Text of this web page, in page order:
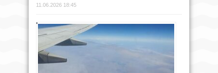
11.06.2026 18:45